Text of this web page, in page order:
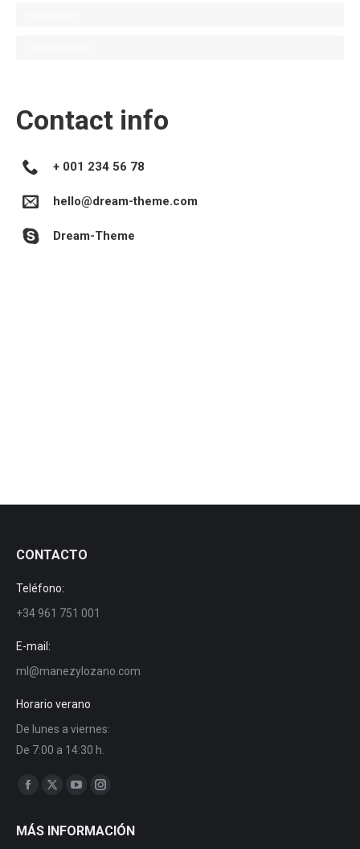
Contact info
+ 001 234 56 78
hello@dream-theme.com
Dream-Theme
CONTACTO
Teléfono:
+34 961 751 001
E-mail:
ml@manezylozano.com
Horario verano
De lunes a viernes:
De 7:00 a 14:30 h.
Encuéntranos en:
Facebook
opens
X
opens
YouTube
opens
Instagram
opens
MÁS INFORMACIÓN